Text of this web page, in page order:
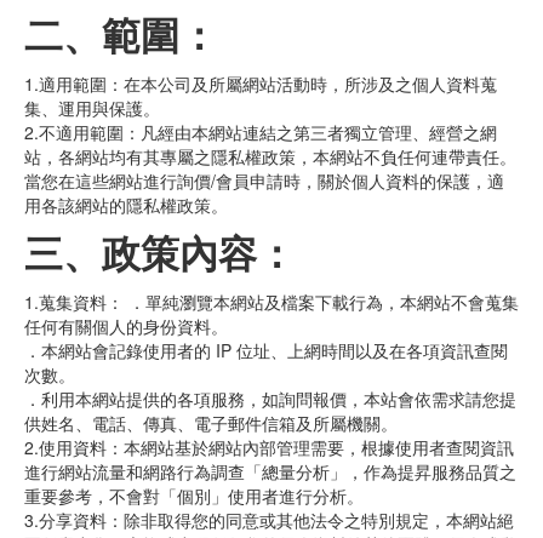
二、範圍：
1.適用範圍：在本公司及所屬網站活動時，所涉及之個人資料蒐
集、運用與保護。
2.不適用範圍：凡經由本網站連結之第三者獨立管理、經營之網
站，各網站均有其專屬之隱私權政策，本網站不負任何連帶責任。
當您在這些網站進行詢價/會員申請時，關於個人資料的保護，適
用各該網站的隱私權政策。
三、政策內容：
1.蒐集資料： ．單純瀏覽本網站及檔案下載行為，本網站不會蒐集
任何有關個人的身份資料。
．本網站會記錄使用者的 IP 位址、上網時間以及在各項資訊查閱
次數。
．利用本網站提供的各項服務，如詢問報價，本站會依需求請您提
供姓名、電話、傳真、電子郵件信箱及所屬機關。
2.使用資料：本網站基於網站內部管理需要，根據使用者查閱資訊
進行網站流量和網路行為調查「總量分析」，作為提昇服務品質之
重要參考，不會對「個別」使用者進行分析。
3.分享資料：除非取得您的同意或其他法令之特別規定，本網站絕